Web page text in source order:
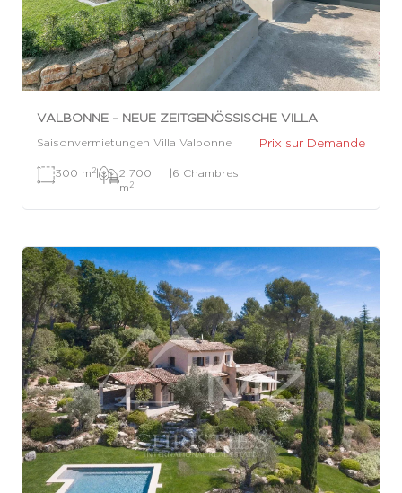
VALBONNE – NEUE ZEITGENÖSSISCHE VILLA
Saisonvermietungen Villa Valbonne Prix sur Demande
300 m 2|
2 700
m 2
|6 Chambres